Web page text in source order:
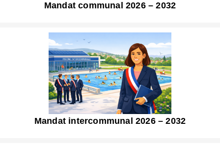
Mandat communal 2026 – 2032
Mandat intercommunal 2026 – 2032